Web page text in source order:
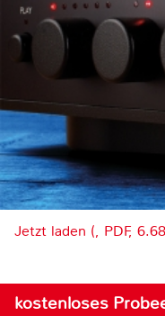
Jetzt laden (, PDF,
kostenloses